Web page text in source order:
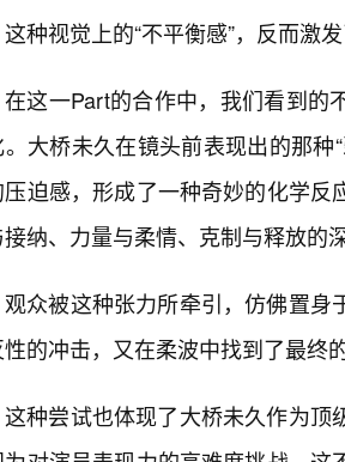
这种视觉上的“不平衡感”，反而激
在这一Part的合作中，我们看到的
大桥未久在镜头前表现出的那
迫感，形成了一种奇妙的化学
纳、力量与柔情、克制与释放的
观众被这种张力所牵引，仿佛置
的冲击，又在柔波中找到了最终
这种尝试也体现了大桥未久作为顶